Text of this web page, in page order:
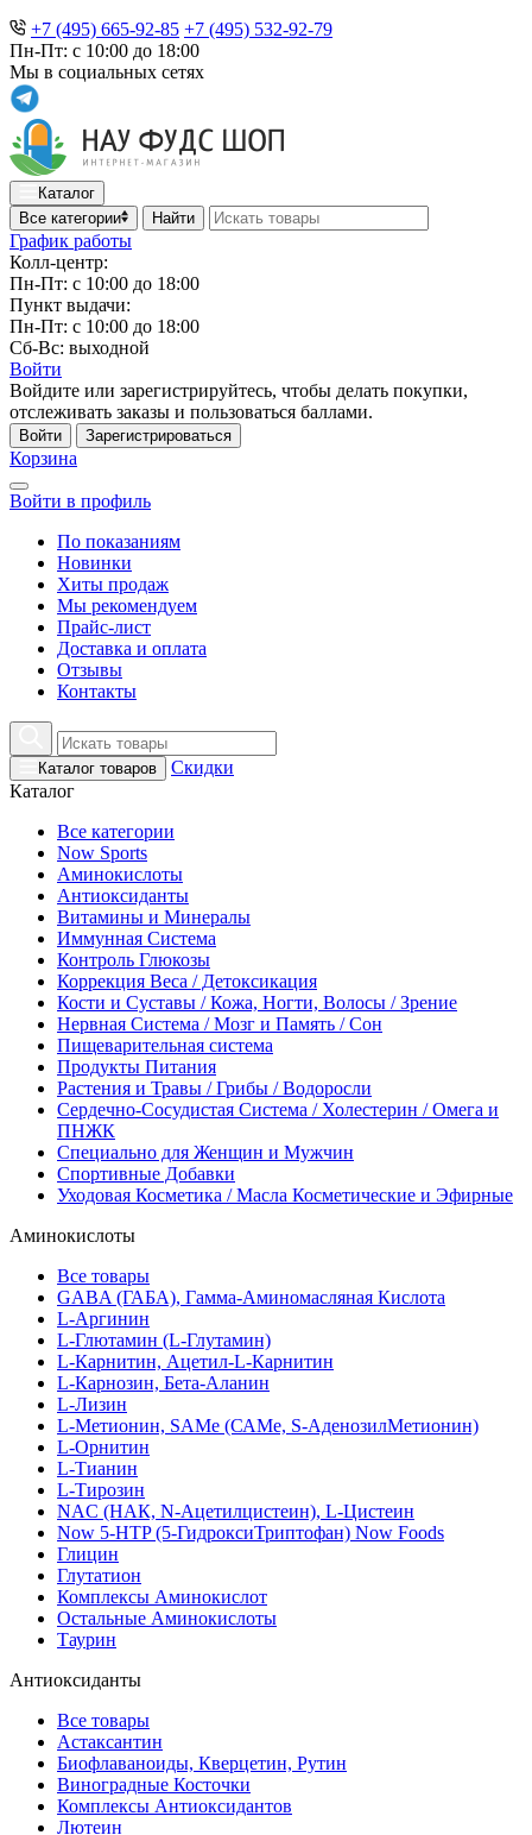
+7 (495) 665-92-85 +7 (495) 532-92-79
Пн-Пт: с 10:00 до 18:00
Мы в социальных сетях
Каталог
Все категории
Найти
График работы
Колл-центр:
Пн-Пт: с 10:00 до 18:00
Пункт выдачи:
Пн-Пт: с 10:00 до 18:00
Сб-Вс: выходной
Войти
Войдите или зарегистрируйтесь, чтобы делать покупки,
отслеживать заказы и пользоваться баллами.
Войти Зарегистрироваться
Корзина
Войти в профиль
По показаниям
Новинки
Хиты продаж
Мы рекомендуем
Прайс-лист
Доставка и оплата
Отзывы
Контакты
Каталог товаров
Скидки
Каталог
Все категории
Now Sports
Аминокислоты
Антиоксиданты
Витамины и Минералы
Иммунная Система
Контроль Глюкозы
Коррекция Веса / Детоксикация
Кости и Суставы / Кожа, Ногти, Волосы / Зрение
Нервная Система / Мозг и Память / Сон
Пищеварительная система
Продукты Питания
Растения и Травы / Грибы / Водоросли
Сердечно-Сосудистая Система / Холестерин / Омега и
ПНЖК
Специально для Женщин и Мужчин
Спортивные Добавки
Уходовая Косметика / Масла Косметические и Эфирные
Аминокислоты
Все товары
GABA (ГАБА), Гамма-Аминомасляная Кислота
L-Аргинин
L-Глютамин (L-Глутамин)
L-Карнитин, Ацетил-L-Карнитин
L-Карнозин, Бета-Аланин
L-Лизин
L-Метионин, SAMe (САМе, S-АденозилМетионин)
L-Орнитин
L-Тианин
L-Тирозин
NAC (НАК, N-Ацетилцистеин), L-Цистеин
Now 5-HTP (5-ГидроксиТриптофан) Now Foods
Глицин
Глутатион
Комплексы Аминокислот
Остальные Аминокислоты
Таурин
Антиоксиданты
Все товары
Астаксантин
Биофлаваноиды, Кверцетин, Рутин
Виноградные Косточки
Комплексы Антиоксидантов
Лютеин